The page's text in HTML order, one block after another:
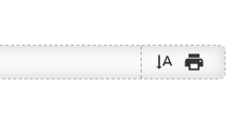
text_rotate_vertical print